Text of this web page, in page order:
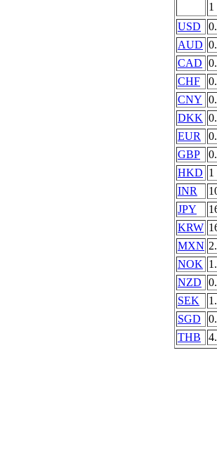
1
USD
AUD
CAD
CHF
CNY
DKK
EUR
GBP
HKD 1
INR
JPY
KRW
MXN
NOK
NZD
SEK
SGD
THB